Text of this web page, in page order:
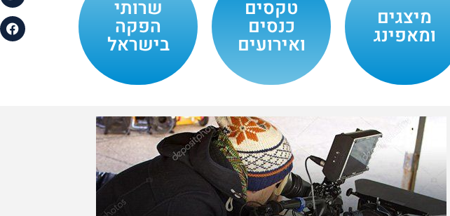
מיצגים
ומאפינג
טקסים
כנסים
ואירועים
שרותי
הפקה
בישראל